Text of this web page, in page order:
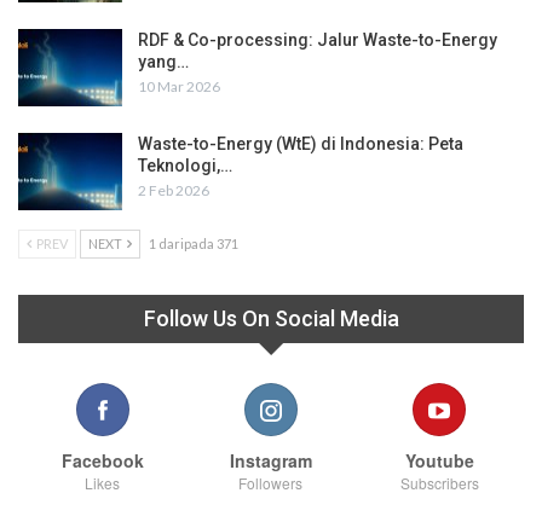
RDF & Co-processing: Jalur Waste-to-Energy
yang…
10 Mar 2026
Waste-to-Energy (WtE) di Indonesia: Peta
Teknologi,…
2 Feb 2026
PREV NEXT 1 daripada 371
Follow Us On Social Media
Facebook
Likes
Instagram
Followers
Youtube
Subscribers